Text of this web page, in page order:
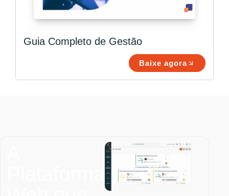
Guia Completo de Gestão
Baixe agora